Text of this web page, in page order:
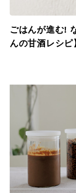
ごはんが進む!
んの甘酒レシピ